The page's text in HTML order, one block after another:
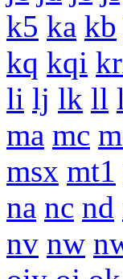
k5 ka kb
kq kqi
li lj lk ll
ma mc
msx mt1
na nc nd
nv nw